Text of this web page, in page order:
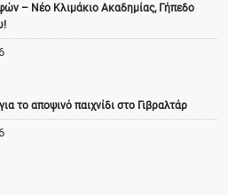
– Νέο Κλιμάκιο Ακαδημίας, Γήπεδο
το αποψινό παιχνίδι στο Γιβραλτάρ